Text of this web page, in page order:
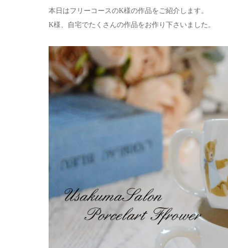
本日はフリーコースのK様の作品をご紹介します。
K様、自宅でたくさんの作品をお作り下さいました。